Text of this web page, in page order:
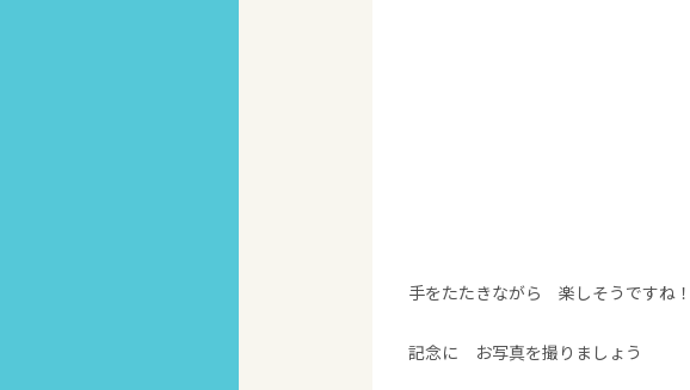
手をたたきながら 楽しそうですね！
記念に お写真を撮りましょう